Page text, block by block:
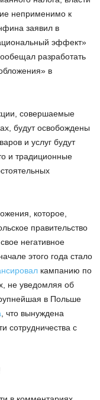
неприменимо к
заявил в
эффект»
разработать
в
совершаемые
будут освобождены
и услуг будут
и традиционные
которое,
правительство
негативное
этого года стало
кампанию по
не уведомляя об
в Польше
, что вынуждена
сотрудничества с